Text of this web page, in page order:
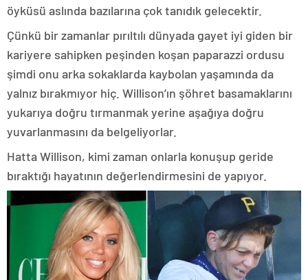
öyküsü aslında bazılarına çok tanıdık gelecektir.
Çünkü bir zamanlar pırıltılı dünyada gayet iyi giden bir
kariyere sahipken peşinden koşan paparazzi ordusu
şimdi onu arka sokaklarda kaybolan yaşamında da
yalnız bırakmıyor hiç. Willison’ın şöhret basamaklarını
yukarıya doğru tırmanmak yerine aşağıya doğru
yuvarlanmasını da belgeliyorlar.
Hatta Willison, kimi zaman onlarla konuşup geride
bıraktığı hayatının değerlendirmesini de yapıyor.